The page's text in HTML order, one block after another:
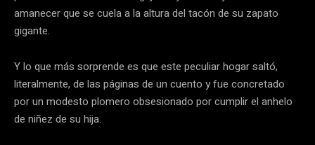
amanecer que se cuela a la altura del tacón de su zapato
gigante.
Y lo que más sorprende es que este peculiar hogar saltó,
literalmente, de las páginas de un cuento y fue concretado
por un modesto plomero obsesionado por cumplir el anhelo
de niñez de su hija.